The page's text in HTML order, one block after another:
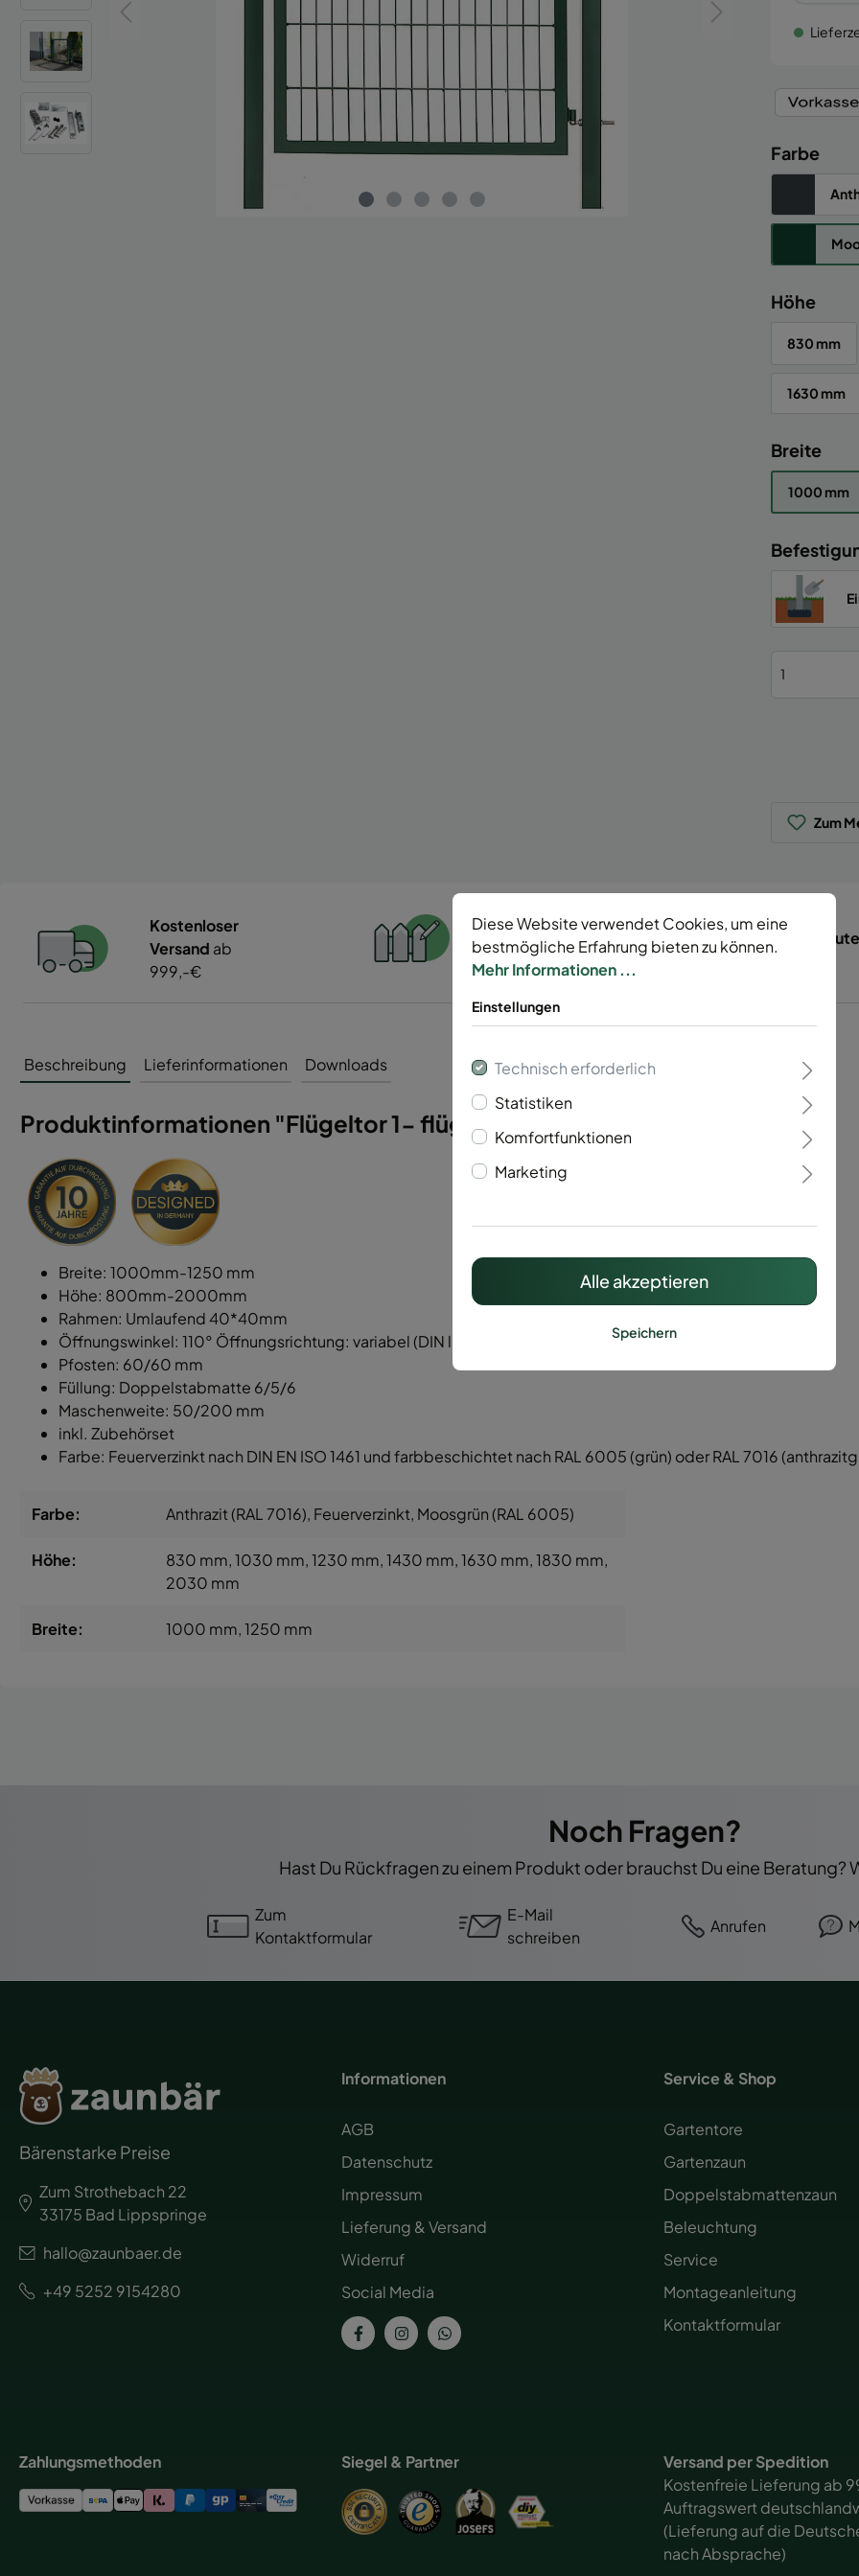
Zaun-Zubehör
Farbe
Höhe
830 mm
1630 mm
Breite
1000 mm
Zum
Kostenloser
Versand ab
999,-€
55 Jahre Erfahrung Tierisch
Beschreibung Lieferinformationen Downloads
Produktinformationen "Flügeltor 1- flügelig Vario 40 "
Breite: 1000mm-1250 mm
Höhe: 800mm-2000mm
Rahmen: Umlaufend 40*40mm
Öffnungswinkel: 110° Öffnungsrichtung: variabel (DIN li/re.)
Pfosten: 60/60 mm
Füllung: Doppelstabmatte 6/5/6
Maschenweite: 50/200 mm
inkl. Zubehörset
Farbe: Feuerverzinkt nach DIN EN ISO 1461 und farbbeschichtet nach RAL 6005 (grün) oder RAL 7016
Farbe: Anthrazit (RAL 7016), Feuerverzinkt, Moosgrün (RAL 6005)
Höhe: 830 mm, 1030 mm, 1230 mm, 1430 mm, 1630 mm, 1830 mm,
2030 mm
Breite: 1000 mm, 1250 mm
Noch Fragen?
Hast Du Rückfragen zu einem Produkt oder brauchst Du eine Beratung?
Zum
Kontaktformular
E-Mail
schreiben
Anrufen
Bärenstarke Preise
Zum Strothebach 22
33175 Bad Lippspringe
hallo@zaunbaer.de
+49 5252 9154280
Informationen
AGB
Datenschutz
Impressum
Lieferung & Versand
Widerruf
Social Media
Service & Shop
Gartentore
Gartenzaun
Doppelstabmattenzaun
Beleuchtung
Service
Montageanleitung
Kontaktformular
Zahlungsmethoden Siegel & Partner
Versand per Spedition
Kostenfreie Lieferung ab
Auftragswert
(Lieferung auf die
nach Absprache)
Diese Website verwendet Cookies, um eine
bestmögliche Erfahrung bieten zu können.
Mehr Informationen ...
Einstellungen
Technisch erforderlich
Statistiken
Komfortfunktionen
Marketing
Alle akzeptieren
Speichern